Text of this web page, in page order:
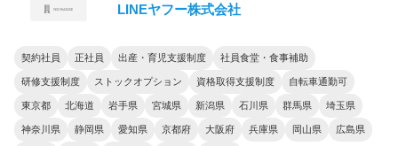
LINEヤフー株式会社
契約社員 正社員 出産・育児支援制度 社員食堂・食事補助
研修支援制度 ストックオプション 資格取得支援制度 自転車通勤可
東京都 北海道 岩手県 宮城県 新潟県 石川県 群馬県 埼玉県
神奈川県 静岡県 愛知県 京都府 大阪府 兵庫県 岡山県 広島県